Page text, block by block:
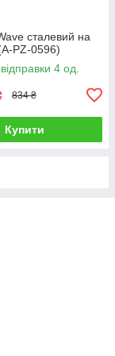
сталевий на
PZ-0596)
4 од.
834 ₴
Купити